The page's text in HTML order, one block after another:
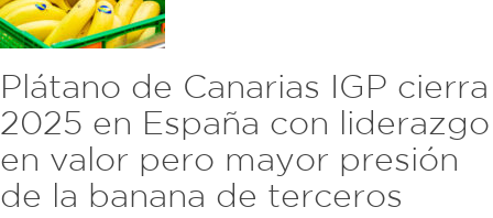
Plátano de Canarias IGP cierra
2025 en España con liderazgo
en valor pero mayor presión
de la banana de terceros